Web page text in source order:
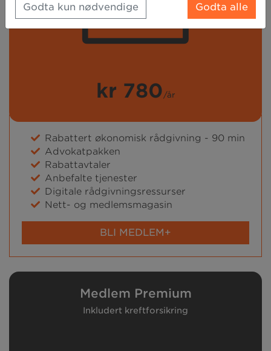
kr 780 /år
Rabattert økonomisk rådgivning - 90 min
Advokatpakken
Rabattavtaler
Anbefalte tjenester
Digitale rådgivningsressurser
Nett- og medlemsmagasin
BLI MEDLEM+
Medlem Premium
Inkludert kreftforsikring
Godta kun nødvendige Godta alle